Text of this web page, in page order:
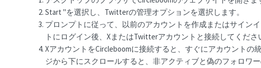
Start "を選択し、Twitterの管理オプションを選択します。
プロンプトに従って、以前のアカウントを作成またはサイン
トにログイン後、XまたはTwitterアカウントと接続してくださ
XアカウントをCircleboomに接続すると、すぐにアカウントの
ジから下にスクロールすると、非アクティブと偽のフォロワ